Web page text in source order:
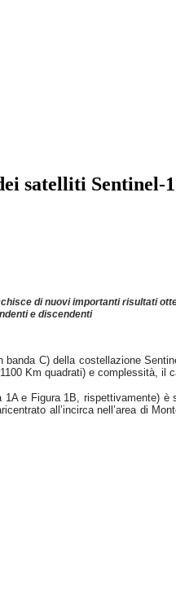
satelliti Sentinel-1
di nuovi importanti risultati
e discendenti
C) della costellazione
Km quadrati) e complessità, il
e Figura 1B, rispettivamente)
all’incirca nell’area di